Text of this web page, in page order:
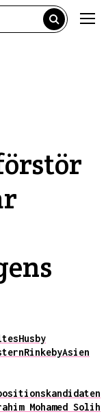
Husby
RinkebyAsien
Mohamed Solih